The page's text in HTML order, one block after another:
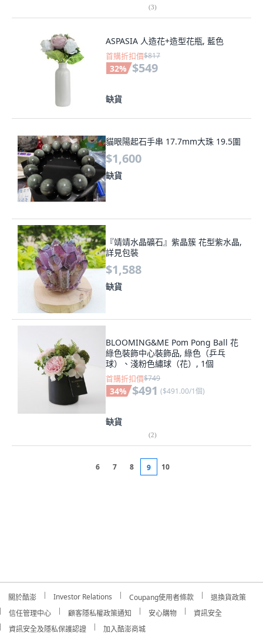
(3)
ASPASIA 人造花+造型花瓶, 藍色
首購折扣價$817
32% $549
缺貨
貓眼陽起石手串 17.7mm大珠 19.5圍
$1,600
缺貨
『靖靖水晶礦石』紫晶簇 花型紫水晶,
詳見包裝
$1,588
缺貨
BLOOMING&ME Pom Pong Ball 花
綠色裝飾中心裝飾品, 綠色（乒乓
球）、淺粉色繡球（花）, 1個
首購折扣價$749
34% $491 ($491.00/1個)
缺貨
(2)
6 7 8 9 10
關於酷澎 Investor Relations Coupang使用者條款
退換貨政策
信任管理中心
顧客隱私權政策通知 安心購物
資訊安全
資訊安全及隱私保護認證
加入酷澎商城